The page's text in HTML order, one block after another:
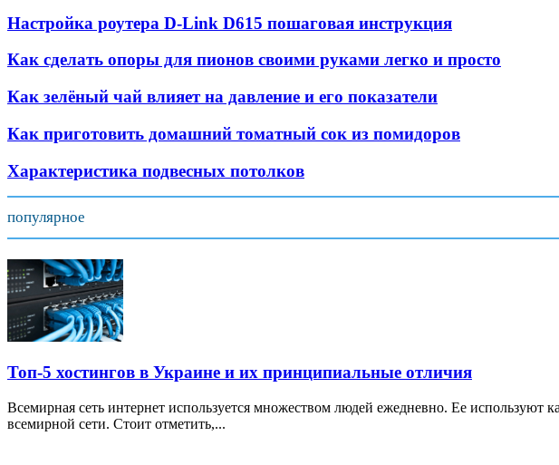
Настройка роутера D-Link D615 пошаговая инструкция
Как сделать опоры для пионов своими руками легко и просто
Как зелёный чай влияет на давление и его показатели
Как приготовить домашний томатный сок из помидоров
Характеристика подвесных потолков
популярное
Топ-5 хостингов в Украине и их принципиальные отличия
Всемирная сеть интернет используется множеством людей ежедневно. Ее используют
всемирной сети. Стоит отметить,...